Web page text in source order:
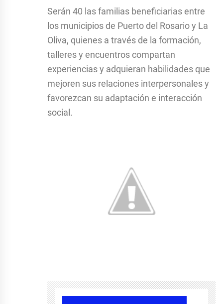
Serán 40 las familias beneficiarias entre
los municipios de Puerto del Rosario y La
Oliva, quienes a través de la formación,
talleres y encuentros compartan
experiencias y adquieran habilidades que
mejoren sus relaciones interpersonales y
favorezcan su adaptación e interacción
social.